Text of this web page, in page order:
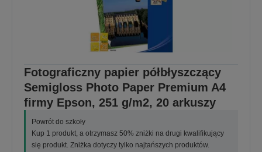
Fotograficzny papier półbłyszczący
Semigloss Photo Paper Premium A4
firmy Epson, 251 g/m2, 20 arkuszy
Powrót do szkoły
Kup 1 produkt, a otrzymasz 50% zniżki na drugi kwalifikujący
się produkt. Zniżka dotyczy tylko najtańszych produktów.